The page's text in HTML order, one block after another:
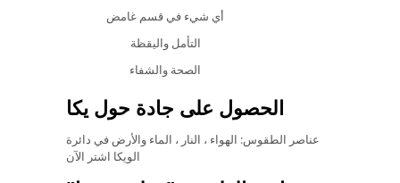
أي شيء في قسم غامض
التأمل واليقظة
الصحة والشفاء
الحصول على جادة حول يكا
عناصر الطقوس: الهواء ، النار ، الماء والأرض في دائرة
الويكا اشتر الآن